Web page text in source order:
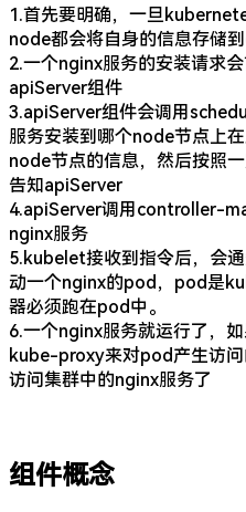
1.首先要明确，一旦
node都会将自身的信息存储
2.一个nginx服务的安装请求
apiServer组件
3.apiServer组件会调用
服务安装到哪个node节点上
node节点的信息，然后按照
告知apiServer
4.apiServer调用controller-
nginx服务
5.kubelet接收到指令后，会
动一个nginx的pod，pod是
器必须跑在pod中。
6.一个nginx服务就运行了，
kube-proxy来对pod产生访
访问集群中的nginx服务了
组件概念